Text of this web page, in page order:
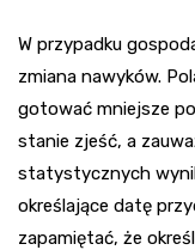
W przypadku
zmiana nawyków.
gotować mniejsze
stanie zjeść, a
statystycznych
określające datę
zapamiętać, że